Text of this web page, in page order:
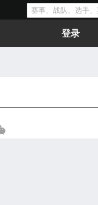
登录